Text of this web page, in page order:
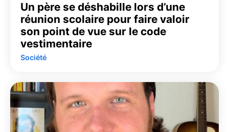
Un père se déshabille lors d’une
réunion scolaire pour faire valoir
son point de vue sur le code
vestimentaire
Société